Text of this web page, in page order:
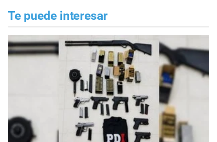
Te puede interesar